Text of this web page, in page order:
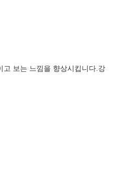
보는 느낌을 향상시킵니다.강